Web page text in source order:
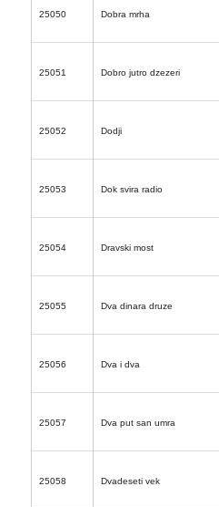
25050 Dobra mrha
25051 Dobro jutro dzezeri
25052 Dodji
25053 Dok svira radio
25054 Dravski most
25055 Dva dinara druze
25056 Dva i dva
25057 Dva put san umra
25058 Dvadeseti vek